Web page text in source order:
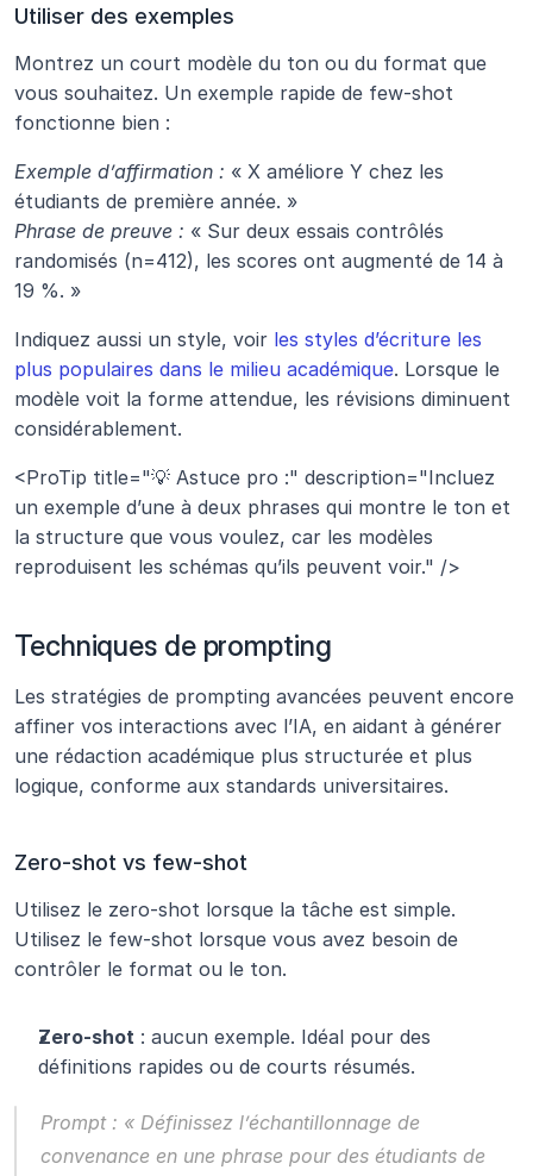
Utiliser des exemples
Montrez un court modèle du ton ou du format que
vous souhaitez. Un exemple rapide de few-shot
fonctionne bien :
Exemple d’affirmation : « X améliore Y chez les
étudiants de première année. »
Phrase de preuve : « Sur deux essais contrôlés
randomisés (n=412), les scores ont augmenté de 14 à
19 %. »
Indiquez aussi un style, voir les styles d’écriture les
plus populaires dans le milieu académique. Lorsque le
modèle voit la forme attendue, les révisions diminuent
considérablement.
<ProTip title="💡 Astuce pro :" description="Incluez
un exemple d’une à deux phrases qui montre le ton et
la structure que vous voulez, car les modèles
reproduisent les schémas qu’ils peuvent voir." />
Techniques de prompting
Les stratégies de prompting avancées peuvent encore
affiner vos interactions avec l’IA, en aidant à générer
une rédaction académique plus structurée et plus
logique, conforme aux standards universitaires.
Zero-shot vs few-shot
Utilisez le zero-shot lorsque la tâche est simple.
Utilisez le few-shot lorsque vous avez besoin de
contrôler le format ou le ton.
Zero-shot : aucun exemple. Idéal pour des
définitions rapides ou de courts résumés.
Prompt : « Définissez l’échantillonnage de
convenance en une phrase pour des étudiants de